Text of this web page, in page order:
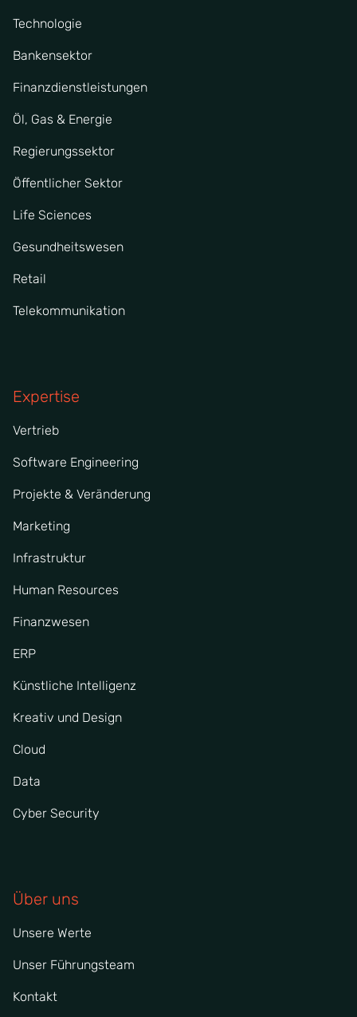
Technologie
Bankensektor
Finanzdienstleistungen
Öl, Gas & Energie
Regierungssektor
Öffentlicher Sektor
Life Sciences
Gesundheitswesen
Retail
Telekommunikation
Expertise
Vertrieb
Software Engineering
Projekte & Veränderung
Marketing
Infrastruktur
Human Resources
Finanzwesen
ERP
Künstliche Intelligenz
Kreativ und Design
Cloud
Data
Cyber Security
Über uns
Unsere Werte
Unser Führungsteam
Kontakt